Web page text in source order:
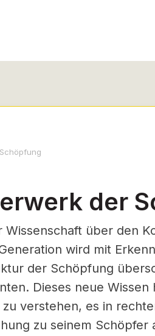
der
Wissenschaft über den
wird mit
der Schöpfung
Dieses neue Wissen
verstehen, es in
zu seinem Schöpfer